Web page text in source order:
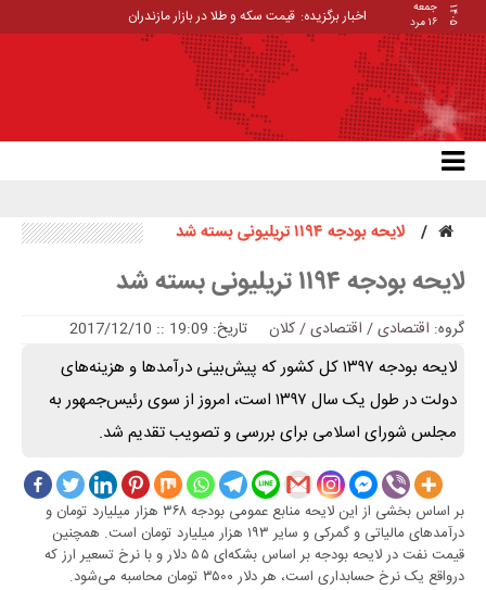
۱۴۰۵
جمعه
۱۶ مرد
اخبار برگزیده: قیمت سکه و طلا در بازار مازندران
لایحه بودجه ۱۱۹۴ تریلیونی بسته شد
لایحه بودجه ۱۱۹۴ تریلیونی بسته شد
گروه: اقتصادی/ اقتصادی / کلان تاریخ: 19:09 :: 2017/12/10
لایحه بودجه ۱۳۹۷ کل کشور که پیش‌بینی درآمدها و هزینه‌های
دولت در طول یک سال ۱۳۹۷ است، امروز از سوی رئیس‌جمهور به
مجلس شورای اسلامی برای بررسی و تصویب تقدیم شد.
بر اساس بخشی از این لایحه منابع عمومی بودجه ۳۶۸ هزار میلیارد تومان و
درآمدهای مالیاتی و گمرکی و سایر ۱۹۳ هزار میلیارد تومان است. همچنین
قیمت نفت در لایحه بودجه بر اساس بشکه‌ای ۵۵ دلار و با نرخ تسعیر ارز که
درواقع یک نرخ حسابداری است، هر دلار ۳۵۰۰ تومان محاسبه می‌شود.